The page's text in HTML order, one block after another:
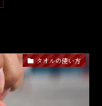
タオルの使い方